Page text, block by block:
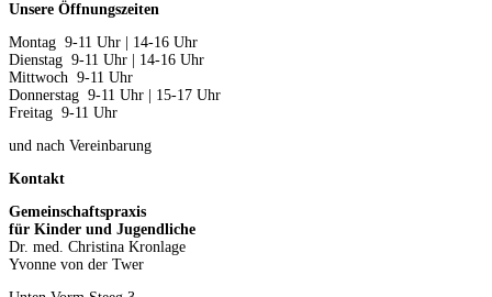
Unsere Öffnungszeiten
Montag 9-11 Uhr | 14-16 Uhr
Dienstag 9-11 Uhr | 14-16 Uhr
Mittwoch 9-11 Uhr
Donnerstag 9-11 Uhr | 15-17 Uhr
Freitag 9-11 Uhr
und nach Vereinbarung
Kontakt
Gemeinschaftspraxis
für Kinder und Jugendliche
Dr. med. Christina Kronlage
Yvonne von der Twer